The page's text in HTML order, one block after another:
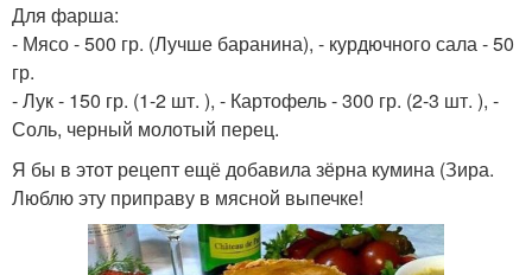
Для фарша:
- Мясо - 500 гр. (Лучше баранина), - курдючного сала - 50
гр.
- Лук - 150 гр. (1-2 шт. ), - Картофель - 300 гр. (2-3 шт. ), -
Соль, черный молотый перец.
Я бы в этот рецепт ещё добавила зёрна кумина (Зира.
Люблю эту приправу в мясной выпечке!